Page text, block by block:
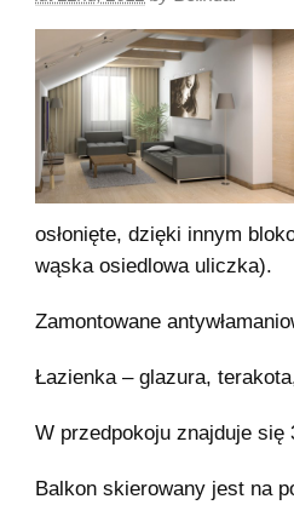
osłonięte, dzięki innym
wąska osiedlowa uliczka).
Zamontowane
Łazienka – glazura,
W przedpokoju znajduje
Balkon skierowany jest na